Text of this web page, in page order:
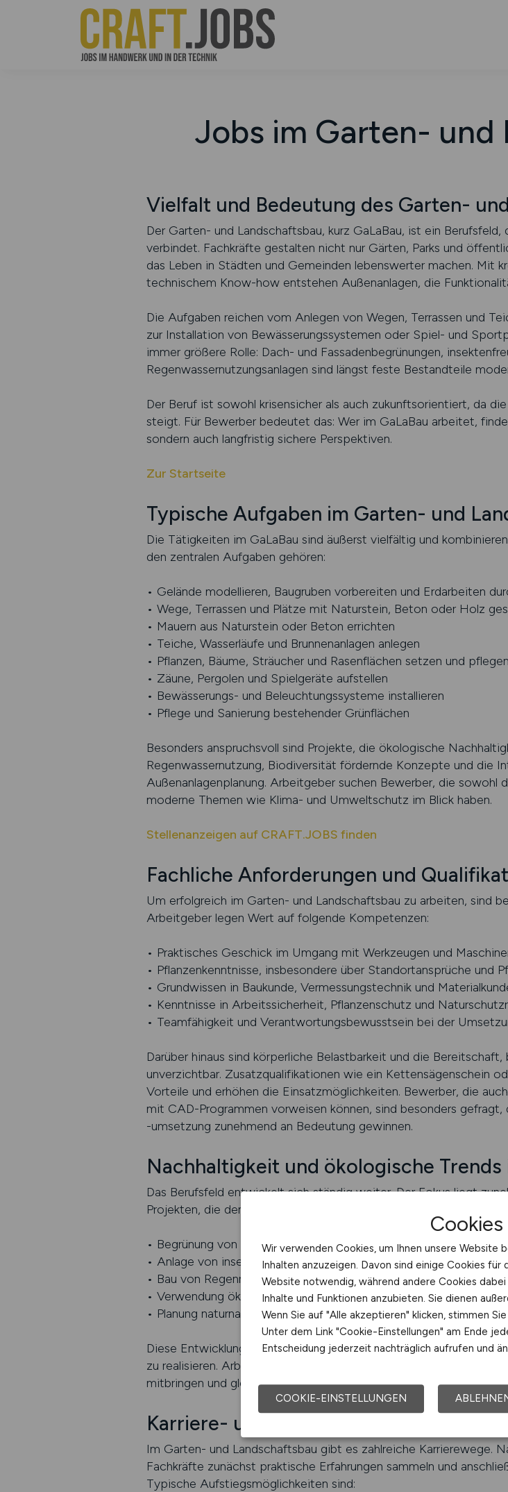
Jobs im Garten- und
Vielfalt und Bedeutung des Garten-
Der Garten- und Landschaftsbau, kurz GaLaBau, ist ein
verbindet. Fachkräfte gestalten nicht nur Gärten, Parks und
das Leben in Städten und Gemeinden lebenswerter machen. Mit
technischem Know-how entstehen Außenanlagen, die
Die Aufgaben reichen vom Anlegen von Wegen, Terrassen und
zur Installation von Bewässerungssystemen oder Spiel- und
immer größere Rolle: Dach- und Fassadenbegrünungen,
Regenwassernutzungsanlagen sind längst feste Bestandteile
Der Beruf ist sowohl krisensicher als auch zukunftsorientiert, da
steigt. Für Bewerber bedeutet das: Wer im GaLaBau arbeitet,
sondern auch langfristig sichere Perspektiven.
Zur Startseite
Typische Aufgaben im Garten- und
Die Tätigkeiten im GaLaBau sind äußerst vielfältig und
den zentralen Aufgaben gehören:
• Gelände modellieren, Baugruben vorbereiten und Erdarbeiten
• Wege, Terrassen und Plätze mit Naturstein, Beton oder Holz
• Mauern aus Naturstein oder Beton errichten
• Teiche, Wasserläufe und Brunnenanlagen anlegen
• Pflanzen, Bäume, Sträucher und Rasenflächen setzen und pflegen
• Zäune, Pergolen und Spielgeräte aufstellen
• Bewässerungs- und Beleuchtungssysteme installieren
• Pflege und Sanierung bestehender Grünflächen
Besonders anspruchsvoll sind Projekte, die ökologische
Regenwassernutzung, Biodiversität fördernde Konzepte und die
Außenanlagenplanung. Arbeitgeber suchen Bewerber, die sowohl
moderne Themen wie Klima- und Umweltschutz im Blick haben.
Stellenanzeigen auf CRAFT.JOBS finden
Fachliche Anforderungen und
Um erfolgreich im Garten- und Landschaftsbau zu arbeiten, sind
Arbeitgeber legen Wert auf folgende Kompetenzen:
• Praktisches Geschick im Umgang mit Werkzeugen und
• Pflanzenkenntnisse, insbesondere über Standortansprüche und
• Grundwissen in Baukunde, Vermessungstechnik und
• Kenntnisse in Arbeitssicherheit, Pflanzenschutz und
• Teamfähigkeit und Verantwortungsbewusstsein bei der
Darüber hinaus sind körperliche Belastbarkeit und die
unverzichtbar. Zusatzqualifikationen wie ein Kettensägenschein
Vorteile und erhöhen die Einsatzmöglichkeiten. Bewerber, die
mit CAD-Programmen vorweisen können, sind besonders
-umsetzung zunehmend an Bedeutung gewinnen.
Nachhaltigkeit und ökologische Trends
Das Berufsfeld entwickelt sich ständig weiter. Der Fokus liegt
Projekten, die den Klimaschutz und die Artenvielfalt unterstützen.
• Begrünung von Dächern und Fassaden zur Verbesserung des
• Anlage von insektenfreundlichen Gärten mit Wildblumenwiesen
• Bau von Regenrückhaltebecken und nachhaltigen
• Verwendung ökologischer Baustoffe und Recyclingmaterialien
• Planung naturnaher Spielplätze und Erholungsflächen
Diese Entwicklungen machen den Beruf noch vielfältiger und
zu realisieren. Arbeitgeber suchen deshalb verstärkt nach
mitbringen und gleichzeitig handwerklich stark sind.
Karriere- und
Im Garten- und Landschaftsbau gibt es zahlreiche Karrierewege.
Fachkräfte zunächst praktische Erfahrungen sammeln und
Typische Aufstiegsmöglichkeiten sind:
Cookies
Wir verwenden Cookies, um Ihnen unsere Website
Inhalten anzuzeigen. Davon sind einige Cookies
Website notwendig, während andere Cookies
Inhalte und Funktionen anzubieten. Sie dienen
Wenn Sie auf "Alle akzeptieren" klicken, stimmen
Unter dem Link "Cookie-Einstellungen" am Ende
Entscheidung jederzeit nachträglich aufrufen und
COOKIE-EINSTELLUNGEN